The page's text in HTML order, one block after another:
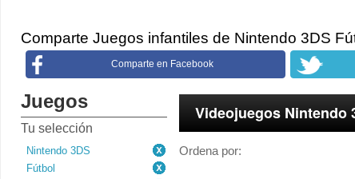
Comparte Juegos infantiles de Nintendo 3DS
Comparte en Facebook
Juegos
Tu selección
Nintendo 3DS
Fútbol
Videojuegos Nintendo
Ordena por: